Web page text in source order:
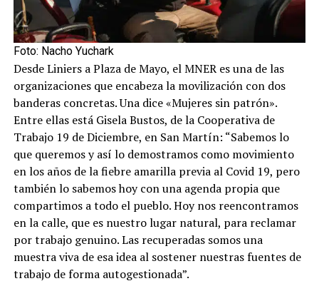
Foto: Nacho Yuchark
Desde Liniers a Plaza de Mayo, el MNER es una de las
organizaciones que encabeza la movilización con dos
banderas concretas. Una dice «Mujeres sin patrón».
Entre ellas está Gisela Bustos, de la Cooperativa de
Trabajo 19 de Diciembre, en San Martín: “Sabemos lo
que queremos y así lo demostramos como movimiento
en los años de la fiebre amarilla previa al Covid 19, pero
también lo sabemos hoy con una agenda propia que
compartimos a todo el pueblo. Hoy nos reencontramos
en la calle, que es nuestro lugar natural, para reclamar
por trabajo genuino. Las recuperadas somos una
muestra viva de esa idea al sostener nuestras fuentes de
trabajo de forma autogestionada”.